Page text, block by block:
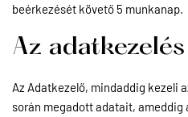
beérkezését követő 5 munkanap.
Az
Az Adatkezelő, mindaddig kezeli
során megadott adatait,